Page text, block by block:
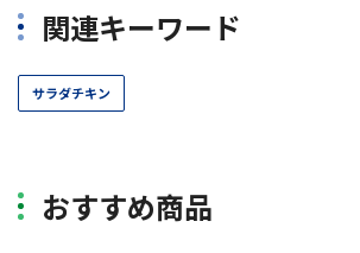
関連キーワード
サラダチキン
おすすめ商品